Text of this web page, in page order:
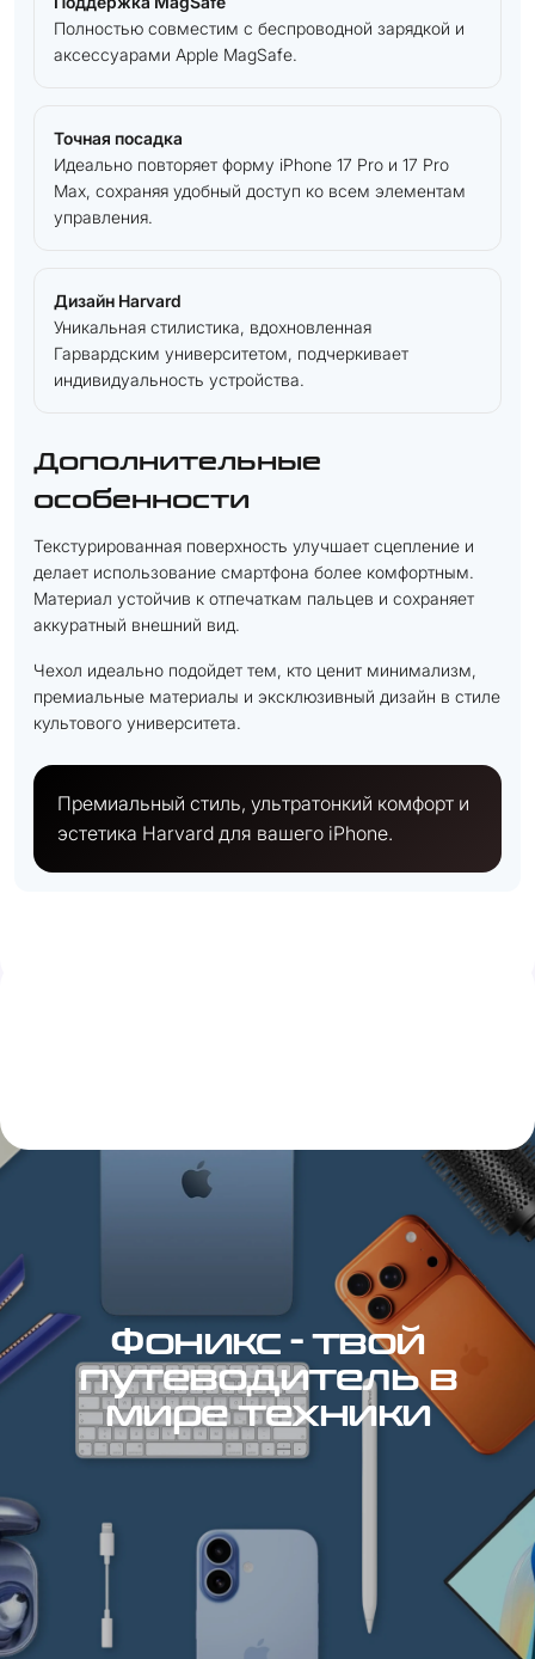
Полностью совместим с беспроводной зарядкой и
аксессуарами Apple MagSafe.
Точная посадка
Идеально повторяет форму iPhone 17 Pro и 17 Pro
Max, сохраняя удобный доступ ко всем элементам
управления.
Дизайн Harvard
Уникальная стилистика, вдохновленная
Гарвардским университетом, подчеркивает
индивидуальность устройства.
Дополнительные
особенности
Текстурированная поверхность улучшает сцепление и
делает использование смартфона более комфортным.
Материал устойчив к отпечаткам пальцев и сохраняет
аккуратный внешний вид.
Чехол идеально подойдет тем, кто ценит минимализм,
премиальные материалы и эксклюзивный дизайн в стиле
культового университета.
Премиальный стиль, ультратонкий комфорт и
эстетика Harvard для вашего iPhone.
Фоникс - твой
путеводитель в
мире техники